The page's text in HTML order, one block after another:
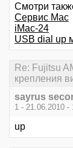
Смотри
Сервис Mac
iMac-24
USB dial up
Re: Fujitsu
крепления
sayrus
1 - 21.06.2010 -
up